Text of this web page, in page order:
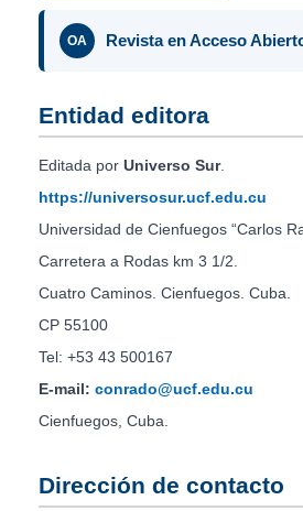
OA Revista en Acceso
Entidad editora
Editada por Universo Sur.
https://universosur.ucf.edu.cu
Universidad de Cienfuegos “Carlos
Carretera a Rodas km 3 1/2.
Cuatro Caminos. Cienfuegos. Cuba.
CP 55100
Tel: +53 43 500167
E-mail: conrado@ucf.edu.cu
Cienfuegos, Cuba.
Dirección de contacto